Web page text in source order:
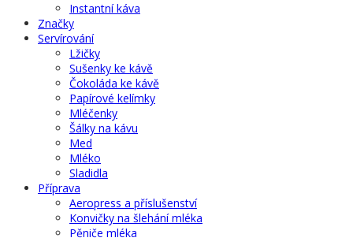
Instantní káva
Značky
Servírování
Lžičky
Sušenky ke kávě
Čokoláda ke kávě
Papírové kelímky
Mléčenky
Šálky na kávu
Med
Mléko
Sladidla
Příprava
Aeropress a příslušenství
Konvičky na šlehání mléka
Pěniče mléka